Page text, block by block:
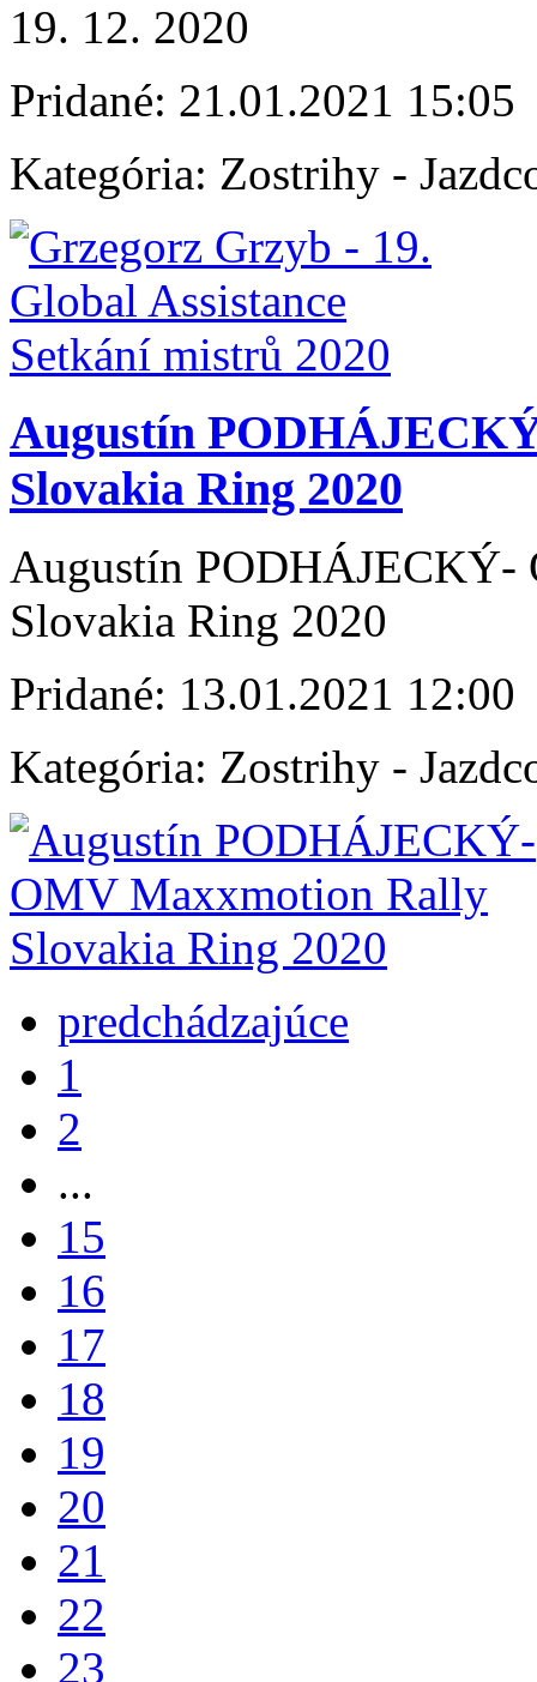
19. 12. 2020
Pridané: 21.01.2021 15:05
Kategória: Zostrihy -
Augustín
Slovakia Ring 2020
Augustín
Slovakia Ring 2020
Pridané: 13.01.2021 12:00
Kategória: Zostrihy -
predchádzajúce
1
2
...
15
16
17
18
19
20
21
22
23